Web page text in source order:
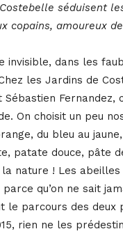
séduisent
copains, amoureux
invisible, dans les
les Jardins de
Sébastien
On choisit un peu
du bleu au
patate douce, pâte
la nature ! Les
qu’on ne sait
le parcours des deux
rien ne les